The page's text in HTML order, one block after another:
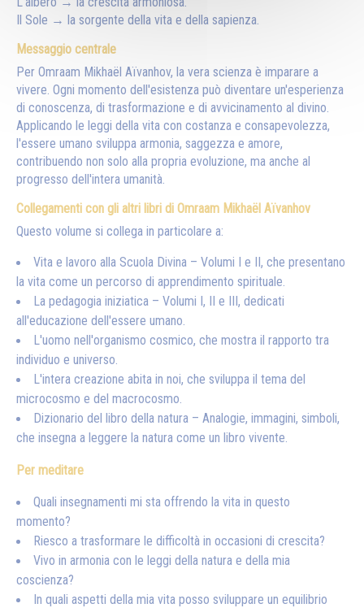
Il Sole → la sorgente della vita e della sapienza.
Messaggio centrale
Per Omraam Mikhaël Aïvanhov, la vera scienza è imparare a
vivere. Ogni momento dell'esistenza può diventare un'esperienza
di conoscenza, di trasformazione e di avvicinamento al divino.
Applicando le leggi della vita con costanza e consapevolezza,
l'essere umano sviluppa armonia, saggezza e amore,
contribuendo non solo alla propria evoluzione, ma anche al
progresso dell'intera umanità.
Collegamenti con gli altri libri di Omraam Mikhaël Aïvanhov
Questo volume si collega in particolare a:
Vita e lavoro alla Scuola Divina – Volumi I e II, che presentano
la vita come un percorso di apprendimento spirituale.
La pedagogia iniziatica – Volumi I, II e III, dedicati
all'educazione dell'essere umano.
L'uomo nell'organismo cosmico, che mostra il rapporto tra
individuo e universo.
L'intera creazione abita in noi, che sviluppa il tema del
microcosmo e del macrocosmo.
Dizionario del libro della natura – Analogie, immagini, simboli,
che insegna a leggere la natura come un libro vivente.
Per meditare
Quali insegnamenti mi sta offrendo la vita in questo
momento?
Riesco a trasformare le difficoltà in occasioni di crescita?
Vivo in armonia con le leggi della natura e della mia
coscienza?
In quali aspetti della mia vita posso sviluppare un equilibrio